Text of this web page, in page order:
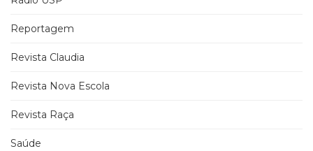
Reportagem
Revista Claudia
Revista Nova Escola
Revista Raça
Saúde